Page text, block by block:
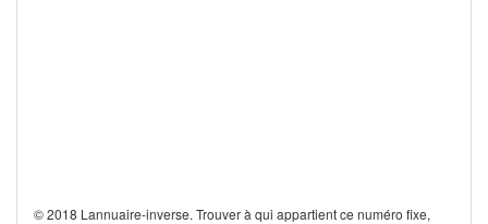
© 2018 Lannuaire-inverse. Trouver à qui appartient ce numéro fixe,